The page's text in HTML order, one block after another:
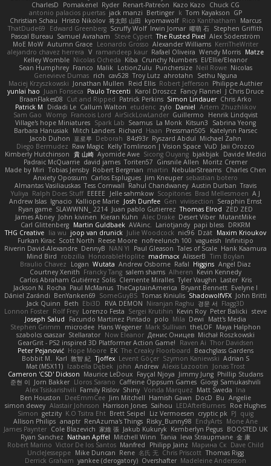
CharlesD
Pomakenel Ryder Renart-Patreon Kazo Kazo
Chuck CG
antonio palacios puertas jack manzi Bertinger k Tom Kayakson GP
Christian Schau
Hristo Nikolov 将太郎 山田 kyomawolf Rico Kanthatham
Marcus
ThatDude69
Edward Greenberg Scruffy Wolf Irwin Jomar 曜萌 石 Stephen Griffith
Pascal Bureau Samuel Avraham Steve Cypert The Rusted Pixel Alex Söderström
MoE MoW Autumn Grace Leonardo Grosso Alexander Williams KerriTheWriter
alejandro chavez herrera V ramandeep kaur Rafael Oliveira Wendy Morris Matze
Kelley Womble Nicolas Ocheda Kiba Crunchy Numbers El/Ellie/Eleanor
Sean Humphrey Franco Malik LotionZulu Punchersize Neil Rowe Nicolas
Genevieve Dumas rich cav528 Troy Lutz ahrotahn
Sethu Nguna
Maciej Krzyszkowski Jonathan Mullen Reid Ellis Robert Jefferson Philippe Authier
yunlai hao Juan Fonseca Paulo Trecenti Karol Droszcz Fancy Flannel J Chris Druce
BraanFlakes08 Cut and Ripped Patrick Perkins Simon Lindauer Chris Arko
Patrick M
Didadi Le Callum Walton etudenc zylo Daniel Artem Zhuzhlikov
Sam Gao Womp Francois Lord AirSickLowLander Guillermo
Henrik Lindqvist
Village's hope Miniatures Spark Lab Seamus La Monk Kitsun3
Sabrina Yeong
Barbara Hanusiak Mitch Landers Richard Haan Pressman505
Katelynn Parsec
Jacob Duhon 포로루 Deborah 84d93r Ryszard Abdul Michael Zahn
Diego Bermudez Raw Magic Kelly Tomlinson | Vision Space VuD Jaii Orozco
Kimberly Hutchinson 貴 山崎 Ayomide Awe Sicong Ouyang bjakbjak Davide Medici
Padraic McQuarrie david james Toriten57 Ginsnile Allen Moritz Cremer
Made by Miri Tobias Jensby Robert Bergman martin NebularStreams Charles Chen
Anxiety Opossum Carlos Esplugues Jim Kneuper sebastian botero
Almantas Vasiliauskas Tess Cornwall Rahul Chandwaney Austin Durban Travis
Yuliya Ralph Does Stuff EEEEE Jelle sahmkow Scopitones Brad Mellesmoen A J
Andrew Islas Ignacio Kalliope Marie Josh Dunfee Gen viviisection Seraphin Ernst
Ryan game SLAWWNN_ 2214 Juan pablo Gutierrez Thomas Elrod ZED ZED
James Abney John kivinen Kieran Kuhn Alec Drake Desert Viber MutantMike
Carl Glittenberg Martin Guldbaek AVAinc. Lariotjandy papi bless DRKRM
THG Creative lia wu joop van drunick Julie Woodcock nic96 Dzät Maxim Krioukov
Furkan Kirac Scott North Reese Moore nofreelunch 100 vagueish Infinitipo
Riverin David-Alexandre DennyB NAN YI Paul Gleason Tales of Scale Hank Kaamura
Mind Bird
robzilla HonorableHoplite madmacx AlisserB Tim Boylan
Braulio Chavez
Logan Wutata Andrew Osborne Rafal Higgins Angel Diaz
Courtney Xenith Francky Tang salem shams Alheren Kevin Kennedy
Carlos Abraham Gutiérrez Solis Clemente Miralles Tyler Vaughn Laster Kris
Jackson N. Rocha Paul McManus TheCaptainAmerica Bryant Bennett Evelyne I
Dániel Zarándi BenYanken69 SomeGuyBS Tomas Kiniulis ShadowolfVFX John Britti
Jack Quinn Beth Ebi3D RVA DEMON Niranjan Raghu 경문 서 Flagg3D
Lonnon Foster Rolf Frey Lorenzo Festa Sergei Krutihin Kevin Roy Peter Balicki steve
Joseph Salud
Facundo Martinez Pintado polo Mila Dewi
Matt's Media
Stephen Grimm
microdee Hans Wegener Mark Sullivan theLOF Maya Halphon
szabolcs csaszar Stellarator Now Eleanor Денис Оницев Michał Roszkowski
GearGrit - PS2 inspired 3D Platformer Action Game!
Raven Ai Thor Davidsen
Peter Pejanović Hope Moore EK The Creaky Floorboard Beachglass Gardens
Bobbit M. Karl 敦智 紀 Tjoffex Levent Göçer Szymon Kaniewski Adrian S
Mat (M5X11) Izabella Dębek john Andrew Alexis Lazootin
Jonas Trost
Cameron 'CSD' Dickson Maurice LeDoux Fayçal Njoya Jimmy Jung Phillip Studans
준현 이 Jorn Bakker Lloros Sarano Caffeine Oppsum Games Giorgi Samukashvili
Alex Tsiskarishvili Family Rislov Shiny Vonda Marquez Matt Sweda Ina
Ben Houston
DeeEmmCee Jim Mitchell Hamish Gawn DocD Bu Angelie
simon dewey Alastair Johnson Harrison Jones Saihou LEDAfterBurners Roe Hughes
Simon getzity K.O Tsitra Eht Brett Seipel Liz Vermoesen cryptic pk PJ quig
Allison Philips anaptr RenAzuma's Things Risky_Bunny98 EndyArts Mone Ane
James Paynter Cole Blazevich 家維 張 Jakub Kukuryk Kemberlyn Pegus BOOSTED UK
Ryan Sanchez Nathan Apffel Mitchell Winn Tania Ieva Straupmane 金 康
Robert Marino Victor De los Santos Manfred Philipp Jainz Марина Ск Dave Child
UncleJesseppe Mike Duncan Rene 名氏 无 Chris Priscott Thomas Rigg
Derrick Graham yankee (derogatory) Overshafter Madeleine Andersson